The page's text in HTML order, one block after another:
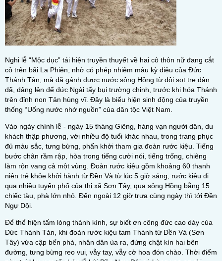
Nghi lễ “Mộc dục” tái hiện truyền thuyết về hai cô thôn nữ đang cắt
cỏ trên bãi La Phiên, nhờ có phép nhiệm màu kỳ diệu của Đức
Thánh Tản, mà đã gánh được nước sông Hồng từ đôi sọt tre dân
dã, dâng lên để đức Ngài tẩy bụi trường chinh, trước khi hóa Thánh
trên đỉnh non Tản hùng vĩ. Đây là biểu hiện sinh động của truyền
thống “Uống nước nhớ nguồn” của dân tộc Việt Nam.
Vào ngày chính lễ - ngày 15 tháng Giêng, hàng vạn người dân, du
khách thập phương, với nhiều độ tuổi khác nhau, trong trang phục
đủ màu sắc, tưng bừng, phấn khởi tham gia đoàn rước kiệu. Tiếng
bước chân rầm rập, hòa trong tiếng cười nói, tiếng trống, chiêng
làm rộn vang cả một vùng. Đoàn rước kiệu gồm khoảng 60 thanh
niên trẻ khỏe khởi hành từ Đền Và từ lúc 5 giờ sáng, rước kiệu đi
qua nhiều tuyến phố của thị xã Sơn Tây, qua sông Hồng bằng 15
chiếc tàu, phà lớn nhỏ. Đến ngoài 12 giờ trưa cùng ngày thì tới Đền
Ngự Dội.
Để thể hiện tấm lòng thành kính, sự biết ơn công đức cao dày của
Đức Thánh Tản, khi đoàn rước kiệu tam Thánh từ Đền Và (Sơn
Tây) vừa cập bến phà, nhân dân ùa ra, đứng chật kín hai bên
đường, tưng bừng reo vui, vẫy tay, vẫy cờ hoa đón chào. Thời điểm